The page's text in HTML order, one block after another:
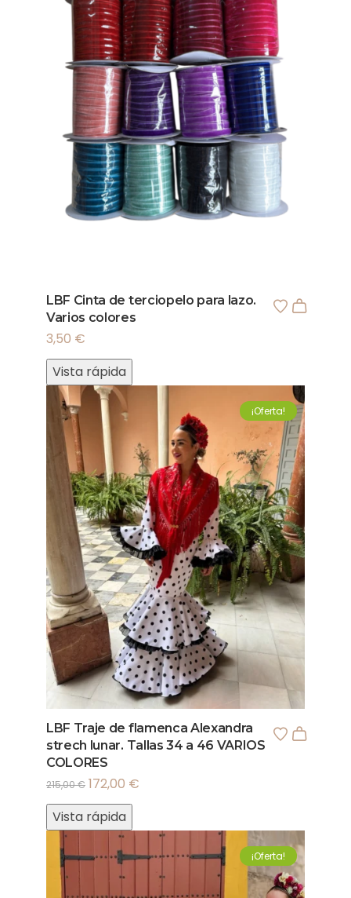
LBF Cinta de terciopelo para lazo.
Varios colores
3,50 €
Vista rápida
¡Oferta!
LBF Traje de flamenca Alexandra
strech lunar. Tallas 34 a 46 VARIOS
COLORES
215,00€ 172,00 €
Vista rápida
¡Oferta!